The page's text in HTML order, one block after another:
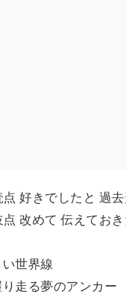
好きでしたと 過去
改めて 伝えてお
世界線
走る夢のアンカー